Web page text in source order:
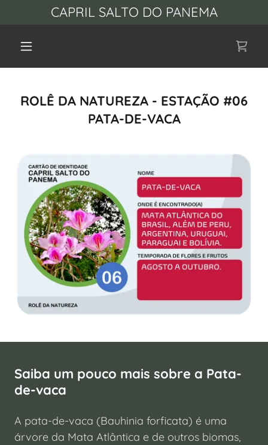
CAPRIL SALTO DO PANEMA
ROLÊ DA NATUREZA - ESTAÇÃO #06
PATA-DE-VACA
Saiba um pouco mais sobre a Pata-
de-vaca
A pata-de-vaca (Bauhinia forficata) é uma
árvore da Mata Atlântica e de outros biomas,